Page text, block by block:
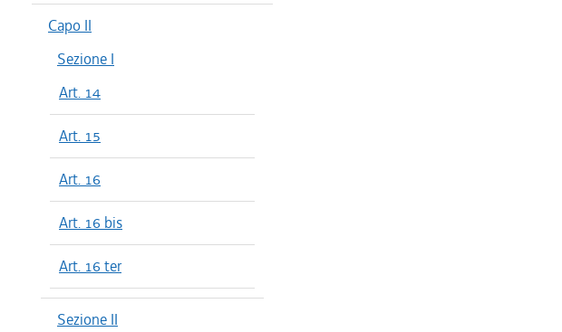
Capo II
Sezione I
Art. 14
Art. 15
Art. 16
Art. 16 bis
Art. 16 ter
Sezione II